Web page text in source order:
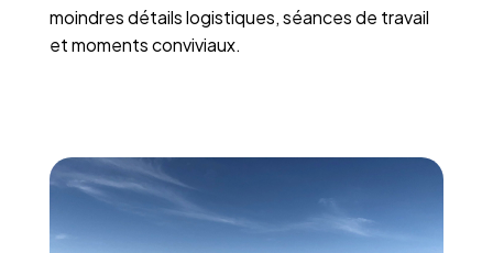
moindres détails logistiques, séances de travail
et moments conviviaux.